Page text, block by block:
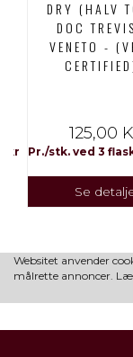
kr
DRY (HALV
DOC
VENETO -
125,00
Pr./stk. ved 3
Se
Websitet anvender
målrette annoncer.